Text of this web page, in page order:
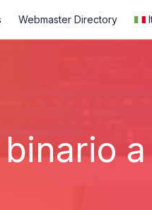
Webmaster Directory
binario